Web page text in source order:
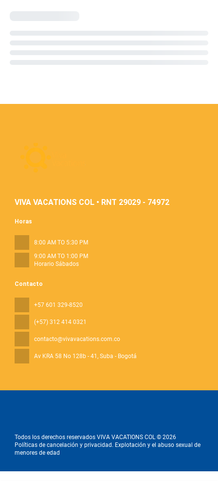
VIVA VACATIONS COL • RNT 29029 - 74972
Contacto
+57 601 329-8520
(+57) 312 414 0321
contacto@vivavacations.com.co
Av KRA 58 No 128b - 41 , Suba - Bogotá
Horas
8:00 AM TO 5:30 PM
9:00 AM TO 1:00 PM
Horario Sábados
Todos los derechos reservados VIVA VACATIONS COL © 2026
Políticas de cancelación y privacidad. Explotación y el abuso sexual de
menores de edad